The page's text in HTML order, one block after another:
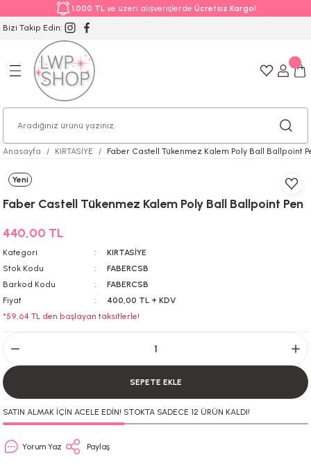
1.000 TL ve üzeri alışverişlerde Ücretsiz Kargo!
Bizi Takip Edin:
Anasayfa KIRTASİYE Faber Castell Tükenmez Kalem Poly Ball Ballpoint
Yeni
Faber Castell Tükenmez Kalem Poly Ball Ballpoint Pen
440,00 TL
Kategori
KIRTASİYE
Stok Kodu
FABERCSB
Barkod Kodu
FABERCSB
Fiyat
400,00 TL + KDV
*59,64 TL den başlayan taksitlerle!
SEPETE EKLE
SATIN ALMAK İÇİN ACELE EDİN! STOKTA SADECE 12 ÜRÜN KALDI!
Yorum Yaz Paylaş